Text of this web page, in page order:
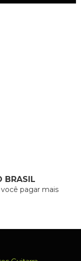
BRASIL
pagar mais